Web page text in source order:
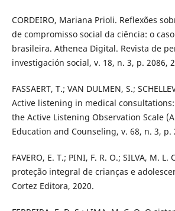
CORDEIRO, Mariana Prioli. Reflexões
de compromisso social da ciência: o
brasileira. Athenea Digital. Revista de
investigación social, v. 18, n. 3, p. 2086,
FASSAERT, T.; VAN DULMEN, S.;
Active listening in medical
the Active Listening Observation Scale
Education and Counseling, v. 68, n. 3, p.
FAVERO, E. T.; PINI, F. R. O.; SILVA, M. L.
proteção integral de crianças e
Cortez Editora, 2020.